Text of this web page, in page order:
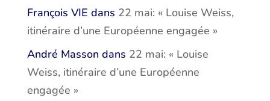
François VIE dans 22 mai: « Louise Weiss,
itinéraire d’une Européenne engagée »
André Masson dans 22 mai: « Louise
Weiss, itinéraire d’une Européenne
engagée »